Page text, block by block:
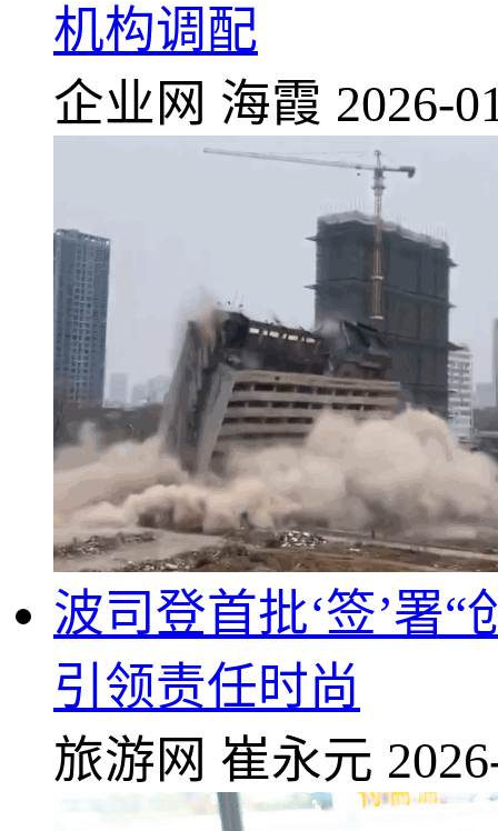
机构调配
企业网 海霞 2026-
波司登首批‘签’署
引领责任时尚
旅游网 崔永元